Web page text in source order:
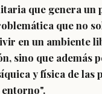
que genera un
que no
en un ambiente
sino que además
y física de las